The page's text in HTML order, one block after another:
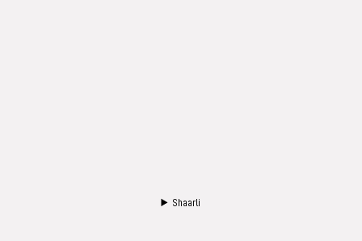
Shaarli